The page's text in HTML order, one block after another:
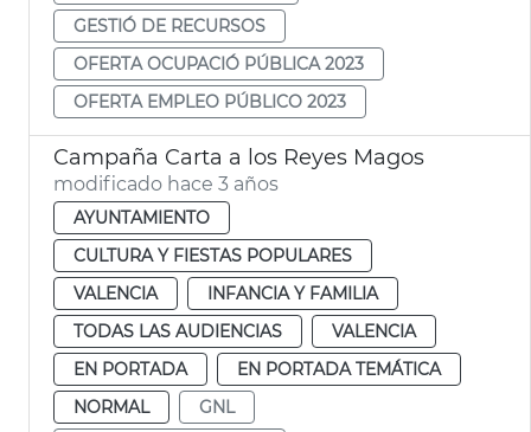
GESTIÓ DE RECURSOS
OFERTA OCUPACIÓ PÚBLICA 2023
OFERTA EMPLEO PÚBLICO 2023
Campaña Carta a los Reyes Magos
modificado hace 3 años
AYUNTAMIENTO
CULTURA Y FIESTAS POPULARES
VALENCIA
INFANCIA Y FAMILIA
TODAS LAS AUDIENCIAS
VALENCIA
EN PORTADA
EN PORTADA TEMÁTICA
NORMAL
GNL